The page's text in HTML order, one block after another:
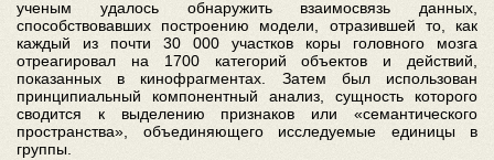
ученым удалось обнаружить взаимосвязь данных,
способствовавших построению модели, отразившей то, как
каждый из почти 30 000 участков коры головного мозга
отреагировал на 1700 категорий объектов и действий,
показанных в кинофрагментах. Затем был использован
принципиальный компонентный анализ, сущность которого
сводится к выделению признаков или «семантического
пространства», объединяющего исследуемые единицы в
группы.